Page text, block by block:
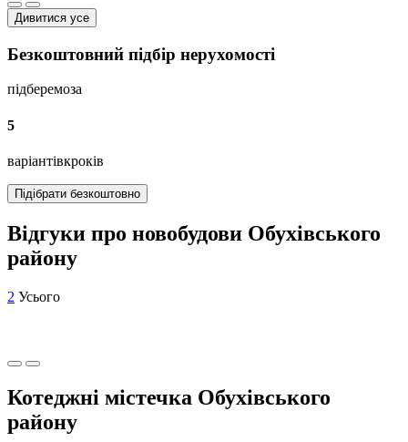
Дивитися усе
Безкоштовний підбір нерухомості
підберемоза
5
варіантівкроків
Підібрати безкоштовно
Відгуки про новобудови Обухівського
району
2 Усього
Котеджні містечка Обухівського
району